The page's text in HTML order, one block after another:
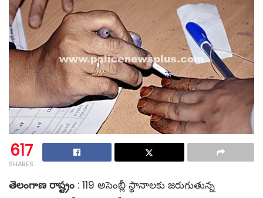
617
SHARES
తెలంగాణ రాష్ట్రం : 119 అసెంబ్లీ స్థానాలకు జరుగుతున్న